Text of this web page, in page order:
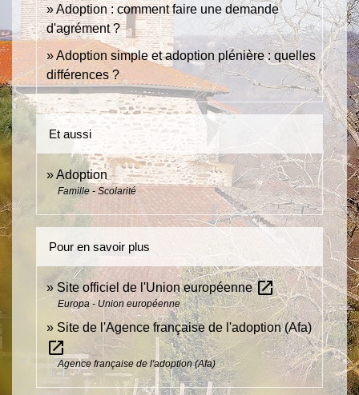
Adoption : comment faire une demande
d'agrément ?
Adoption simple et adoption plénière : quelles
différences ?
Et aussi
Adoption
Famille - Scolarité
Pour en savoir plus
Site officiel de l'Union européenneopen_in_new
Europa - Union européenne
Site de l'Agence française de l'adoption (Afa)
open_in_new
Agence française de l'adoption (Afa)